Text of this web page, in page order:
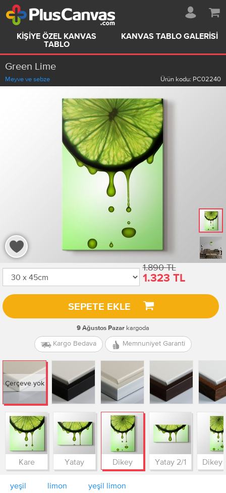
KIŞIYE ÖZEL KANVAS
TABLO
KANVAS TABLO GALERISI
Green Lime
Meyve ve sebze Ürün kodu: PC02240
1.890 TL
1.323 TL
SEPETE EKLE
9 Ağustos Pazar kargoda
Kargo Bedava Memnuniyet Garanti
Çerçeve yok
Kare Yatay Dikey Yatay 2/1 Dikey
yeşil limon yeşil limon